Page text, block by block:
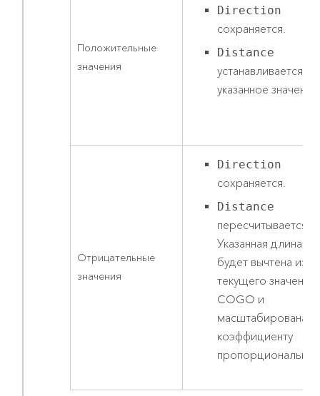
Положительные
значения
Direction
сохраняется.
Distance
устанавливается на
указанное
Отрицательные
значения
Direction
сохраняется.
Distance
пересчитывается.
Указанная длина
будет вычтена из
текущего значения
COGO и
масштабирована
коэффициенту